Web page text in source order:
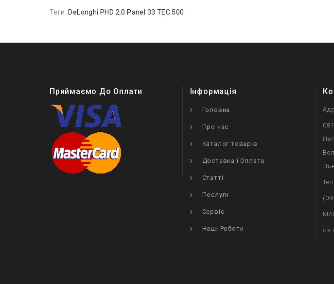
Теги: DeLonghi PHD 2.0 Panel 33 TEC 500
Приймаємо До Оплати Інформація
Головна
Про нас
Каталог товарів
Доставка і Оплата
Статті
Послуги
Сервіс
Наші Роботи